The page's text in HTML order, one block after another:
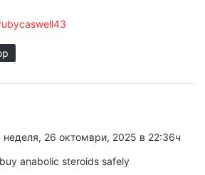
неделя, 26 октомври, 2025 в 22:36ч
anabolic steroids safely